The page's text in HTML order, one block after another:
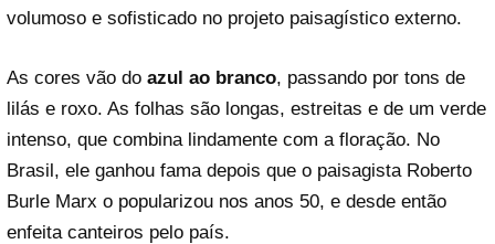
volumoso e sofisticado no projeto paisagístico externo.
As cores vão do azul ao branco, passando por tons de
lilás e roxo. As folhas são longas, estreitas e de um verde
intenso, que combina lindamente com a floração. No
Brasil, ele ganhou fama depois que o paisagista Roberto
Burle Marx o popularizou nos anos 50, e desde então
enfeita canteiros pelo país.